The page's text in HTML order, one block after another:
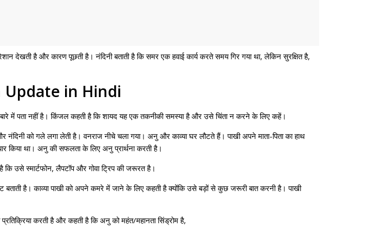
देखती है और कारण पूछती है। नंदिनी बताती है कि समर एक हवाई कार्य करते समय गिर गया था, लेकिन सुरक्षित है,
in Hindi
बारे में पता नहीं है। किंजल कहती है कि शायद यह एक तकनीकी समस्या है और उसे चिंता न करने के लिए कहें।
को गले लगा लेती है। वनराज नीचे चला गया। अनु और काव्या घर लौटते हैं। पाखी अपने माता-पिता का हाथ
किया था। अनु की सफलता के लिए अनु प्रार्थना करती है।
उसे स्मार्टफोन, लैपटॉप और गोवा ट्रिप की जरूरत है।
है। काव्या पाखी को अपने कमरे में जाने के लिए कहती है क्योंकि उसे बड़ों से कुछ जरूरी बात करनी है। पाखी
करती है और कहती है कि अनु को महंत/महानता सिंड्रोम है,